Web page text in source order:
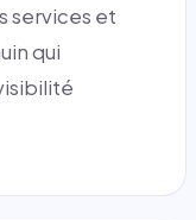
services et
qui